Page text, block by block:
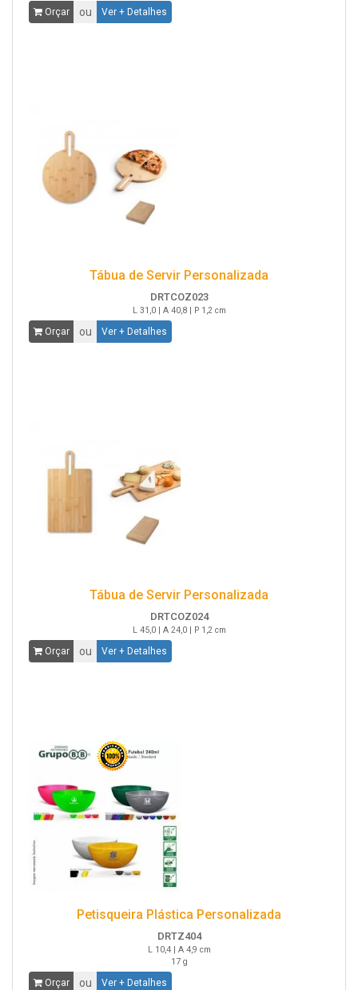
Orçar ou Ver + Detalhes
Tábua de Servir Personalizada
DRTCOZ023
L 31,0 | A 40,8 | P 1,2 cm
Orçar ou Ver + Detalhes
Tábua de Servir Personalizada
DRTCOZ024
L 45,0 | A 24,0 | P 1,2 cm
Orçar ou Ver + Detalhes
Petisqueira Plástica Personalizada
DRTZ404
L 10,4 | A 4,9 cm
17 g
Orçar ou Ver + Detalhes